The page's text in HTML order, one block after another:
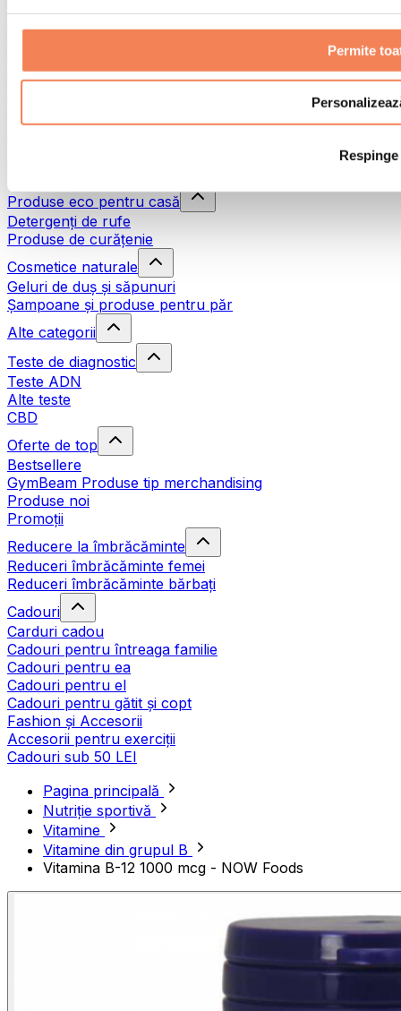
Permite
Respinge
Sporturi de contact
Terapie prin frig
Produse eco pentru casă
Detergenți de rufe
Produse de curățenie
Cosmetice naturale
Geluri de duș și săpunuri
Șampoane și produse pentru păr
Alte categorii
Teste de diagnostic
Teste ADN
Alte teste
CBD
Oferte de top
Bestsellere
GymBeam Produse tip merchandising
Produse noi
Promoții
Reducere la îmbrăcăminte
Reduceri îmbrăcăminte femei
Reduceri îmbrăcăminte bărbați
Cadouri
Carduri cadou
Cadouri pentru întreaga familie
Cadouri pentru ea
Cadouri pentru el
Cadouri pentru gătit și copt
Fashion și Accesorii
Accesorii pentru exerciții
Cadouri sub 50 LEI
Pagina principală
Nutriție sportivă
Vitamine
Vitamine din grupul B
Vitamina B-12 1000 mcg - NOW Foods